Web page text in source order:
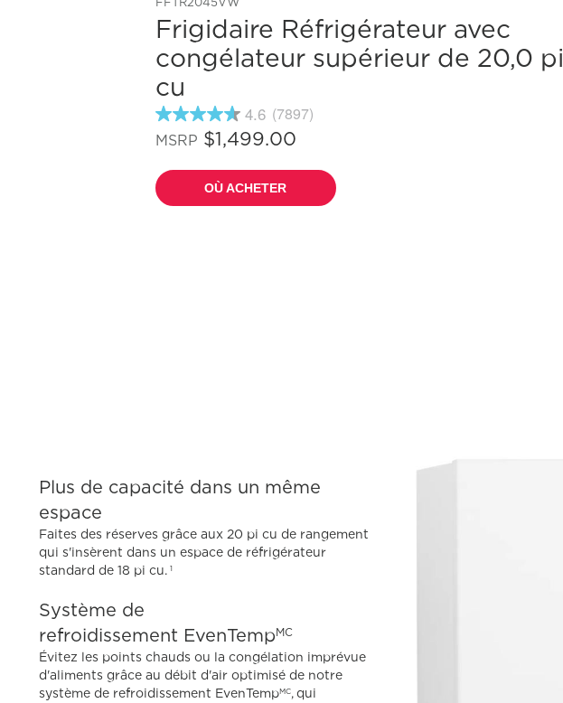
Frigidaire Réfrigérateur avec
congélateur supérieur de 20,0 pi
cu
4.6
étoiles
sur
,
valeur
de
4.6 (7897)
MSRP $1,499.00
OÙ ACHETER
Plus de capacité dans un même
espace
Faites des réserves grâce aux 20 pi cu de rangement
qui s'insèrent dans un espace de réfrigérateur
standard de 18 pi cu.1
Système de
refroidissement EvenTempMC
Évitez les points chauds ou la congélation imprévue
d'aliments grâce au débit d'air optimisé de notre
système de refroidissement EvenTempMC, qui